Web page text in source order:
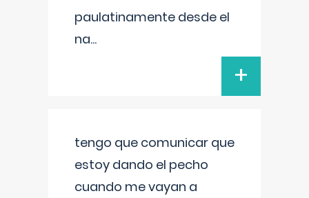
paulatinamente desde el
na...
+
tengo que comunicar que
estoy dando el pecho
cuando me vayan a